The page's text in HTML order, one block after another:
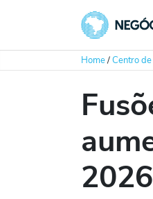
Home/Centro
2026